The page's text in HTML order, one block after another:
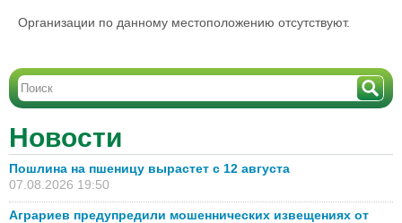
Организации по данному местоположению отсутствуют.
Новости
Пошлина на пшеницу вырастет с 12 августа
07.08.2026 19:50
Аграриев предупредили мошеннических извещениях от